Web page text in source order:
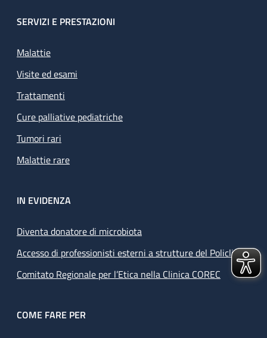
SERVIZI E PRESTAZIONI
Malattie
Visite ed esami
Trattamenti
Cure palliative pediatriche
Tumori rari
Malattie rare
IN EVIDENZA
Diventa donatore di microbiota
Accesso di professionisti esterni a strutture del Policlinico
Comitato Regionale per l’Etica nella Clinica COREC
COME FARE PER